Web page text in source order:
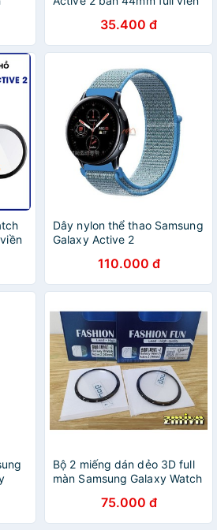
Samsung Galaxy Watch
Active 2 bản 44mm
35.400 đ
Dây nylon thể thao Samsung
Galaxy Active 2
110.000 đ
Bộ 2 miếng dán dẻo 3D full
màn Samsung Galaxy Watch
75.000 đ